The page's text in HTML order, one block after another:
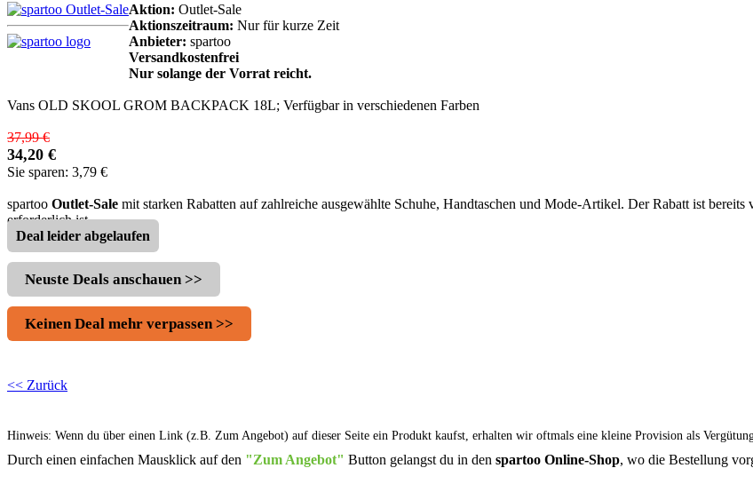
Aktion: Outlet-Sale
Aktionszeitraum: Nur für kurze Zeit
Anbieter: spartoo
Versandkostenfrei
Nur solange der Vorrat reicht.
Vans OLD SKOOL GROM BACKPACK 18L; Verfügbar in verschiedenen Farben
37,99 €
34,20 €
Sie sparen: 3,79 €
spartoo Outlet-Sale mit starken Rabatten auf zahlreiche ausgewählte Schuhe, Handtaschen und Mode-Artikel. Der Rabatt ist
erforderlich ist.
Deal leider abgelaufen
Neuste Deals anschauen >>
Keinen Deal mehr verpassen >>
<< Zurück
Hinweis: Wenn du über einen Link (z.B. Zum Angebot) auf dieser Seite ein Produkt kaufst, erhalten wir oftmals eine kleine Provision als
Durch einen einfachen Mausklick auf den "Zum Angebot" Button gelangst du in den spartoo Online-Shop, wo die Bestellung